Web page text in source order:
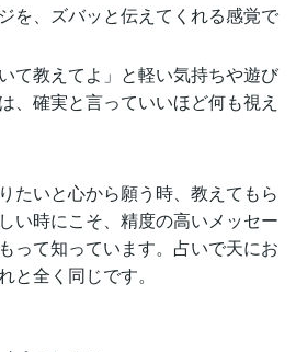
を、ズバッと伝えてくれる感覚で
て教えてよ」と軽い気持ちや遊び
、確実と言っていいほど何も視え
たいと心から願う時、教えてもら
い時にこそ、精度の高いメッセー
って知っています。占いで天にお
と全く同じです。